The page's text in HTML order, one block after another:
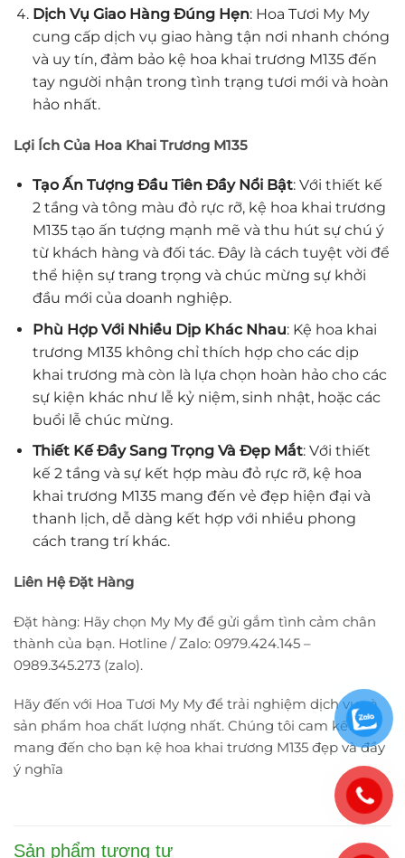
Dịch Vụ Giao Hàng Đúng Hẹn: Hoa Tươi My My
cung cấp dịch vụ giao hàng tận nơi nhanh chóng
và uy tín, đảm bảo kệ hoa khai trương M135 đến
tay người nhận trong tình trạng tươi mới và hoàn
hảo nhất.
Lợi Ích Của Hoa Khai Trương M135
Tạo Ấn Tượng Đầu Tiên Đầy Nổi Bật: Với thiết kế
2 tầng và tông màu đỏ rực rỡ, kệ hoa khai trương
M135 tạo ấn tượng mạnh mẽ và thu hút sự chú ý
từ khách hàng và đối tác. Đây là cách tuyệt vời để
thể hiện sự trang trọng và chúc mừng sự khởi
đầu mới của doanh nghiệp.
Phù Hợp Với Nhiều Dịp Khác Nhau: Kệ hoa khai
trương M135 không chỉ thích hợp cho các dịp
khai trương mà còn là lựa chọn hoàn hảo cho các
sự kiện khác như lễ kỷ niệm, sinh nhật, hoặc các
buổi lễ chúc mừng.
Thiết Kế Đầy Sang Trọng Và Đẹp Mắt: Với thiết
kế 2 tầng và sự kết hợp màu đỏ rực rỡ, kệ hoa
khai trương M135 mang đến vẻ đẹp hiện đại và
thanh lịch, dễ dàng kết hợp với nhiều phong
cách trang trí khác.
Liên Hệ Đặt Hàng
Đặt hàng: Hãy chọn My My để gửi gắm tình cảm chân
thành của bạn. Hotline / Zalo: 0979.424.145 –
0989.345.273 (zalo).
Hãy đến với Hoa Tươi My My để trải nghiệm dịch vụ và
sản phẩm hoa chất lượng nhất. Chúng tôi cam kết
mang đến cho bạn kệ hoa khai trương M135 đẹp và đầy
ý nghĩa
Sản phẩm tương tự